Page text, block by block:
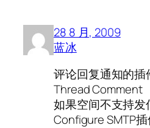
28 8 月, 2009
蓝冰
评论回复通知的插
Thread Comment
如果空间不支持发
Configure SMTP